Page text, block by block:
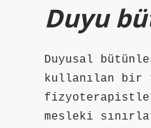
Duyu
Duyusal
kullanılan bir
mesleki